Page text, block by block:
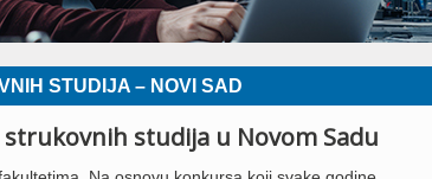
STUDIJA – NOVI SAD
studija u Novom Sadu